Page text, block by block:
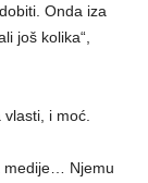
Onda iza
još kolika“,
i moć.
medije… Njemu